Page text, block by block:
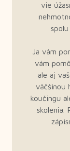
vie
Ja vám
vám
ale aj
väčšinou
koučingu
skolenia.